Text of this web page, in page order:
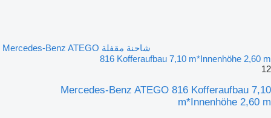
شاحنة مقفلة Mercedes-Benz ATEGO
816 Kofferaufbau 7,10 m*Innenhöhe 2,60 m
12
Mercedes-Benz ATEGO 816 Kofferaufbau 7,10
m*Innenhöhe 2,60 m